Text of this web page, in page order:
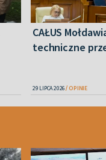
CAŁUS
techniczne
29 LIPCA 2026 OPINIE